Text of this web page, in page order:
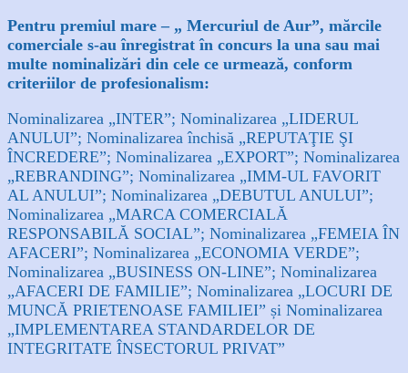
Pentru premiul mare – „ Mercuriul de Aur”, mărcile
comerciale s-au înregistrat în concurs la una sau mai
multe nominalizări din cele ce urmează, conform
criteriilor de profesionalism:
Nominalizarea „INTER”; Nominalizarea „LIDERUL
ANULUI”; Nominalizarea închisă „REPUTAŢIE ŞI
ÎNCREDERE”; Nominalizarea „EXPORT”; Nominalizarea
„REBRANDING”; Nominalizarea „IMM-UL FAVORIT
AL ANULUI”; Nominalizarea „DEBUTUL ANULUI”;
Nominalizarea „MARCA COMERCIALĂ
RESPONSABILĂ SOCIAL”; Nominalizarea „FEMEIA ÎN
AFACERI”; Nominalizarea „ECONOMIA VERDE”;
Nominalizarea „BUSINESS ON-LINE”; Nominalizarea
„AFACERI DE FAMILIE”; Nominalizarea „LOCURI DE
MUNCĂ PRIETENOASE FAMILIEI” și Nominalizarea
„IMPLEMENTAREA STANDARDELOR DE
INTEGRITATE ÎNSECTORUL PRIVAT”